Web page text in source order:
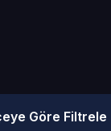
Göre Filtrele